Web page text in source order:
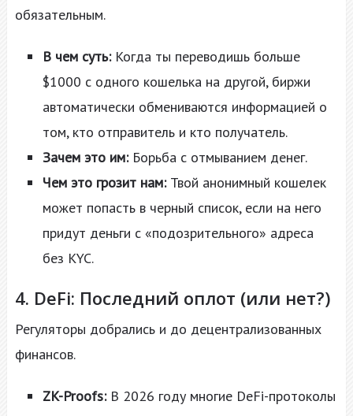
обязательным.
В чем суть:Когда ты переводишь больше
$1000 с одного кошелька на другой, биржи
автоматически обмениваются информацией о
том, кто отправитель и кто получатель.
Зачем это им:Борьба с отмыванием денег.
Чем это грозит нам:Твой анонимный кошелек
может попасть в черный список, если на него
придут деньги с «подозрительного» адреса
без KYC.
4. DeFi: Последний оплот (или нет?)
Регуляторы добрались и до децентрализованных
финансов.
ZK-Proofs:В 2026 году многие DeFi-протоколы